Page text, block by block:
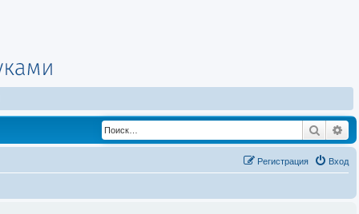
Поиск
Вход
Регистрация